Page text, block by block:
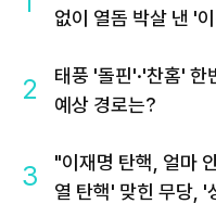
없이 열돔 박살 낸 '
2
태풍 '돌핀'·'찬홈'
예상 경로는?
3
"이재명 탄핵, 얼마
열 탄핵' 맞힌 무당, '